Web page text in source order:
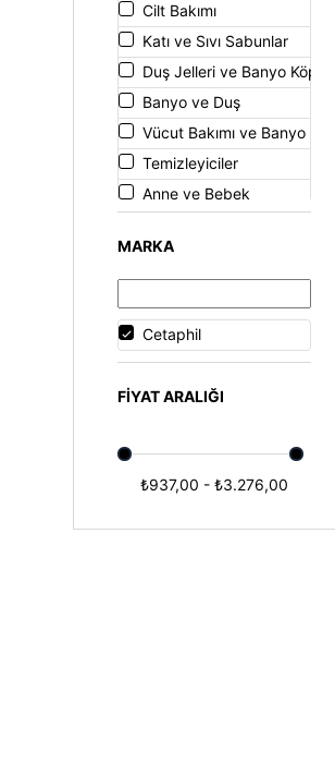
Cilt Bakımı
Katı ve Sıvı Sabunlar
Duş Jelleri ve Banyo
Banyo ve Duş
Vücut Bakımı ve Banyo
Temizleyiciler
Anne ve Bebek
Göz Serumları
Göz Çevresi Bakımı
Yüz Serumları
MARKA
Cetaphil
FIYAT ARALIĞI
₺937,00 - ₺3.276,00